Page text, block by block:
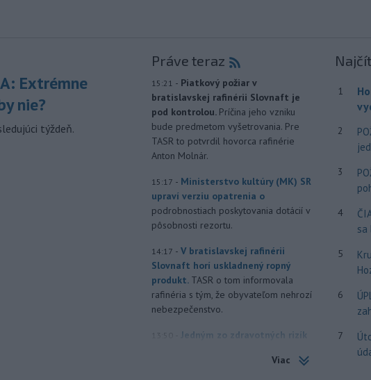
Extrémne
nie?
týždeň.
Práve teraz
15:21 - Piatkový požiar v
bratislavskej rafinérii Slovnaft je
pod kontrolou. Príčina jeho vzniku
bude predmetom vyšetrovania. Pre
TASR to potvrdil hovorca rafinérie
Anton Molnár.
15:17 - Ministerstvo kultúry (MK) SR
upraví verziu opatrenia o
podrobnostiach poskytovania dotácií v
pôsobnosti rezortu.
14:17 - V bratislavskej rafinérii
Slovnaft horí uskladnený ropný
produkt. TASR o tom informovala
rafinéria s tým, že obyvateľom nehrozí
nebezpečenstvo.
13:50
Jedným zo zdravotných rizík
hluku. Je preto dobré držať sa
Viac
1
2
3
4
sa
5
6
7